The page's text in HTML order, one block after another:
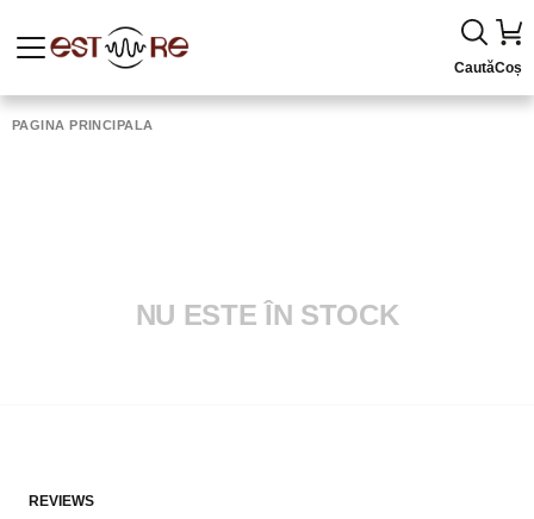
CautăCoș
PAGINA PRINCIPALĂ
NU ESTE ÎN STOCK
REVIEWS